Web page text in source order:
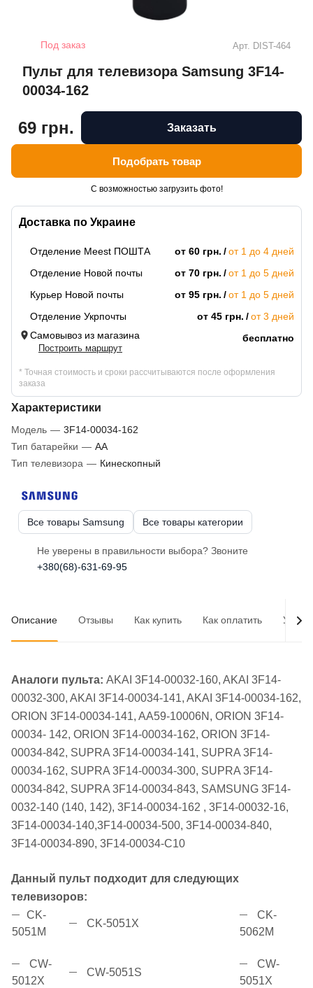
Под заказ Арт. DIST-464
Пульт для телевизора Samsung 3F14-
00034-162
Доставка по Украине
Отделение Meest ПОШТА от 60 грн.
от 1 до 4 дней
Отделение Новой почты
от 70 грн.
от 1 до 5 дней
Курьер Новой почты
от 95 грн.
от 1 до 5 дней
Отделение Укрпочты
от 45 грн.
от 3 дней
Самовывоз из магазина
Построить маршрут
бесплатно
* Точная стоимость и сроки рассчитываются после оформления
заказа
Характеристики
Модель — 3F14-00034-162
Тип батарейки — AA
Тип телевизора — Кинескопный
69 грн. Заказать
Подобрать товар
С возможностью загрузить фото!
Все товары Samsung Все товары категории
Не уверены в правильности выбора? Звоните
+380(68)-631-69-95
Описание Отзывы Как купить Как оплатить
Аналоги пульта: AKAI 3F14-00032-160, AKAI 3F14-
00032-300, AKAI 3F14-00034-141, AKAI 3F14-00034-162,
ORION 3F14-00034-141, AA59-10006N, ORION 3F14-
00034- 142, ORION 3F14-00034-162, ORION 3F14-
00034-842, SUPRA 3F14-00034-141, SUPRA 3F14-
00034-162, SUPRA 3F14-00034-300, SUPRA 3F14-
00034-842, SUPRA 3F14-00034-843, SAMSUNG 3F14-
0032-140 (140, 142), 3F14-00034-162 , 3F14-00032-16,
3F14-00034-140,3F14-00034-500, 3F14-00034-840,
3F14-00034-890, 3F14-00034-C10
Данный пульт подходит для следующих
телевизоров:
CK-
5051M
CK-5051X
CK-
5062M
CW-
5012X
CW-5051S
CW-
5051X